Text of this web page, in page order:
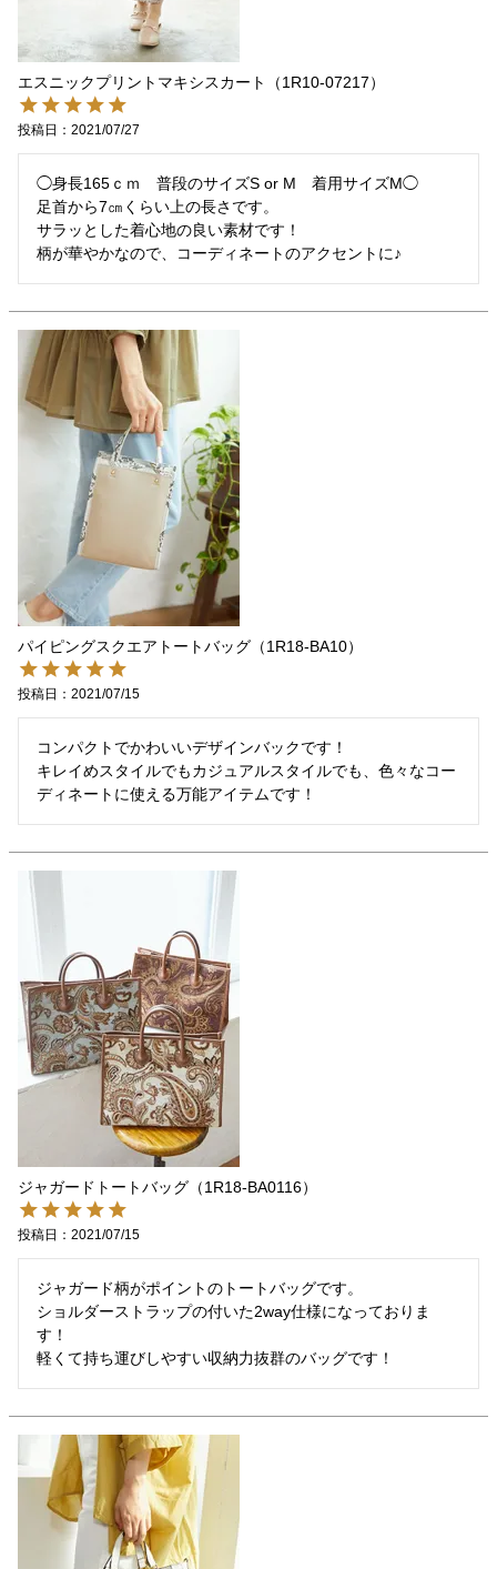
エスニックプリントマキシスカート（1R10-07217）
投稿日 2021/07/27
◯身長165ｃｍ　普段のサイズS or M　着用サイズM◯
足首から7㎝くらい上の長さです。
サラッとした着心地の良い素材です！
柄が華やかなので、コーディネートのアクセントに♪
パイピングスクエアトートバッグ（1R18-BA10）
投稿日 2021/07/15
コンパクトでかわいいデザインバックです！
キレイめスタイルでもカジュアルスタイルでも、色々なコー
ディネートに使える万能アイテムです！
ジャガードトートバッグ（1R18-BA0116）
投稿日 2021/07/15
ジャガード柄がポイントのトートバッグです。
ショルダーストラップの付いた2way仕様になっておりま
す！
軽くて持ち運びしやすい収納力抜群のバッグです！